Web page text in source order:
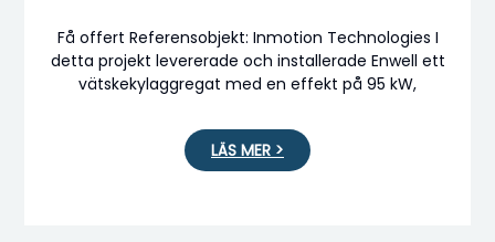
Få offert Referensobjekt: Inmotion Technologies I
detta projekt levererade och installerade Enwell ett
vätskekylaggregat med en effekt på 95 kW,
LÄS MER >